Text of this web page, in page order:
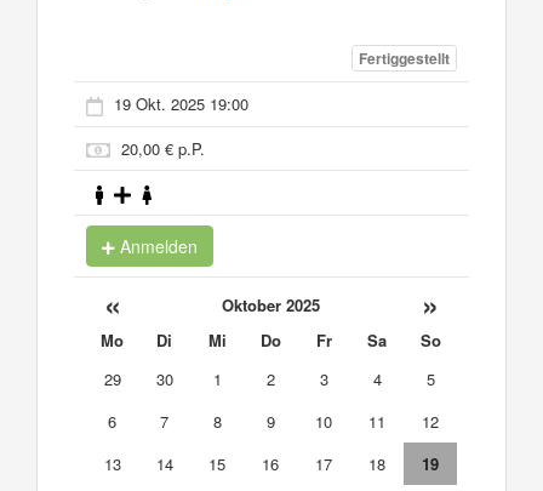
Fertiggestellt
19 Okt. 2025 19:00
20,00 € p.P.
Anmelden
« Oktober 2025 »
Mo Di Mi Do Fr Sa
So
29
30 1 2 3 4
5
6
7 8 9 10 11
12
13
14 15 16 17 18
19